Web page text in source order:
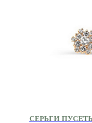
СЕРЬГИ